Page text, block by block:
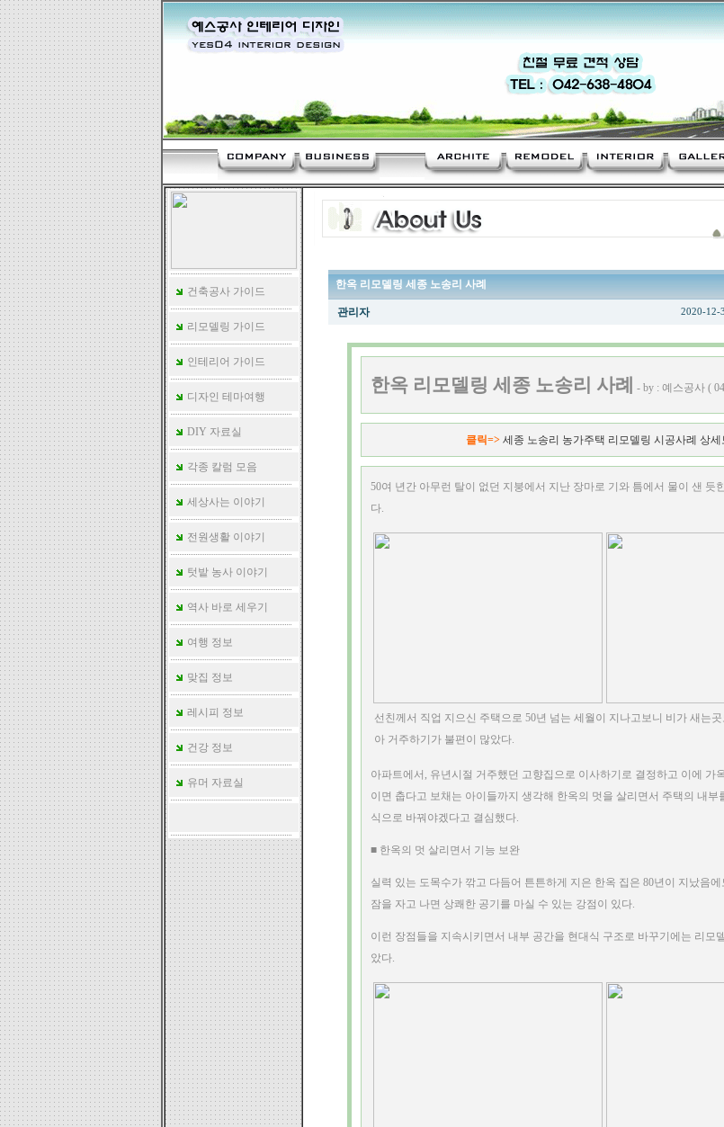
건축공사 가이드
리모델링 가이드
인테리어 가이드
디자인 테마여행
DIY 자료실
각종 칼럼 모음
세상사는 이야기
전원생활 이야기
텃밭 농사 이야기
역사 바로 세우기
여행 정보
맞집 정보
레시피 정보
건강 정보
유머 자료실
한옥 리모델링 세종 노송리 사례
관리자 2020-12-
한옥 리모델링 세종 노송리 사례 - by : 예스공사 (
클릭=> 세종 노송리 농가주택 리모델링 시공사례 상세
50여 년간 아무런 탈이 없던 지붕에서 지난 장마로 기와 틈에서 물이 샌 듯
다.
선친께서 직업 지으신 주택으로 50년 넘는 세월이 지나고보니 비가 새는
아 거주하기가 불편이 많았다.
아파트에서, 유년시절 거주했던 고향집으로 이사하기로 결정하고 이에 가
이면 춥다고 보채는 아이들까지 생각해 한옥의 멋을 살리면서 주택의 내부
식으로 바꿔야겠다고 결심했다.
■ 한옥의 멋 살리면서 기능 보완
실력 있는 도목수가 깎고 다듬어 튼튼하게 지은 한옥 집은 80년이 지났음
잠을 자고 나면 상쾌한 공기를 마실 수 있는 강점이 있다.
이런 장점들을 지속시키면서 내부 공간을 현대식 구조로 바꾸기에는 리모
았다.